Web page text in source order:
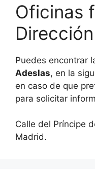
Oficinas
Puedes encontrar
Adeslas, en la
en caso de que
para solicitar
Calle del Príncipe
Madrid.